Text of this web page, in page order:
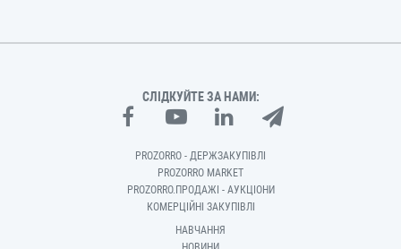
СЛІДКУЙТЕ ЗА НАМИ:
PROZORRO - ДЕРЖЗАКУПІВЛІ
PROZORRO MARKET
PROZORRO.ПРОДАЖІ - АУКЦІОНИ
КОМЕРЦІЙНІ ЗАКУПІВЛІ
НАВЧАННЯ